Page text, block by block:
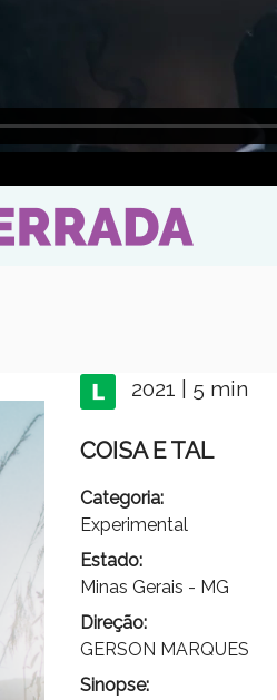
2021 | 5 min
COISA E TAL
Categoria:
Experimental
Estado:
Minas Gerais - MG
Direção:
GERSON MARQUES
Sinopse: